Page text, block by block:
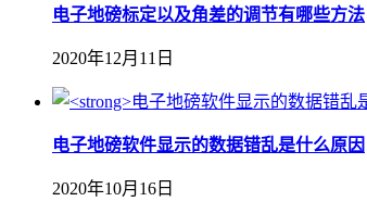
电子地磅标定以及角差的调节有哪些方法
2020年12月11日
电子地磅软件显示的数据错乱是什么原因
2020年10月16日